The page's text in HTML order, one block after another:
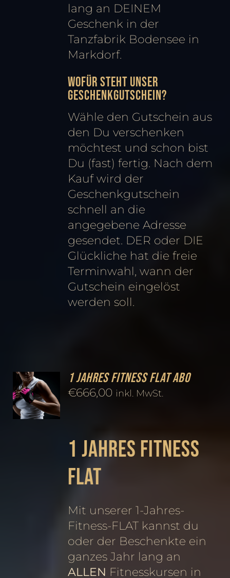
lang an DEINEM
Geschenk in der
Tanzfabrik Bodensee in
Markdorf.
Wofür steht unser
Geschenkgutschein?
Wähle den Gutschein aus
den Du verschenken
möchtest und schon bist
Du (fast) fertig. Nach dem
Kauf wird der
Geschenkgutschein
schnell an die
angegebene Adresse
gesendet. DER oder DIE
Glückliche hat die freie
Terminwahl, wann der
Gutschein eingelöst
werden soll.
1 Jahres Fitness FLAT Abo
€666,00 inkl. MwSt.
1 Jahres Fitness
FLAT
Mit unserer 1-Jahres-
Fitness-FLAT kannst du
oder der Beschenkte ein
ganzes Jahr lang an
ALLEN Fitnesskursen in